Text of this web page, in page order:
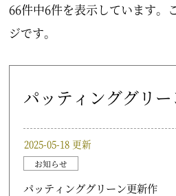
66件中6件を表示しています。
ジです。
パッティンググリ
2025-05-18 更新
お知らせ
パッティンググリーン更新作